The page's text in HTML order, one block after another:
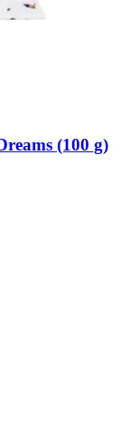
(100 g)